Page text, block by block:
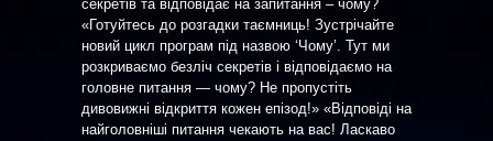
секретів та відповідає на запитання – чому?
«Готуйтесь до розгадки таємниць! Зустрічайте
новий цикл програм під назвою ‘Чому’. Тут ми
розкриваємо безліч секретів і відповідаємо на
головне питання — чому? Не пропустіть
дивовижні відкриття кожен епізод!» «Відповіді на
найголовніші питання чекають на вас! Ласкаво